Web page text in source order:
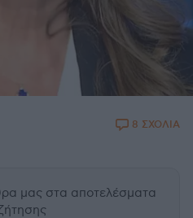
8 ΣΧΟΛΙΑ
μας στα αποτελέσματα